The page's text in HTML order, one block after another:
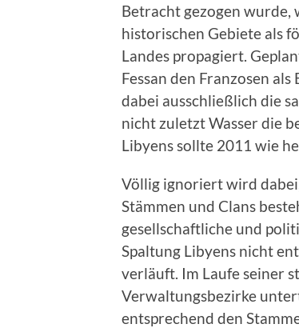
Betracht gezogen
historischen Gebiete als
Landes propagiert.
Fessan den Franzosen
dabei ausschließlich die
nicht zuletzt Wasser die
Libyens sollte 2011 wie
Völlig ignoriert wird
Stämmen und Clans
gesellschaftliche und
Spaltung Libyens nicht
verläuft. Im Laufe seiner
Verwaltungsbezirke
entsprechend den